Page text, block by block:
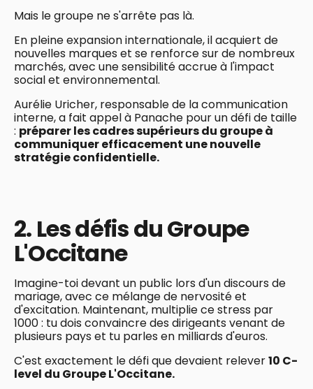
Mais le groupe ne s'arrête pas là.
En pleine expansion internationale, il acquiert de
nouvelles marques et se renforce sur de nombreux
marchés, avec une sensibilité accrue à l'impact
social et environnemental.
Aurélie Uricher, responsable de la communication
interne, a fait appel à Panache pour un défi de taille
: préparer les cadres supérieurs du groupe à
communiquer efficacement une nouvelle
stratégie confidentielle.
2. Les défis du Groupe
L'Occitane
Imagine-toi devant un public lors d'un discours de
mariage, avec ce mélange de nervosité et
d'excitation. Maintenant, multiplie ce stress par
1000 : tu dois convaincre des dirigeants venant de
plusieurs pays et tu parles en milliards d'euros.
C'est exactement le défi que devaient relever10 C-
level du Groupe L'Occitane.